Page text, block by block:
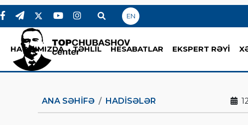
EN
HAQQIMIZDA TƏHLİL HESABATLAR EKSPERT RƏYİ
ANA SƏHIFƏ HADİSƏLƏR